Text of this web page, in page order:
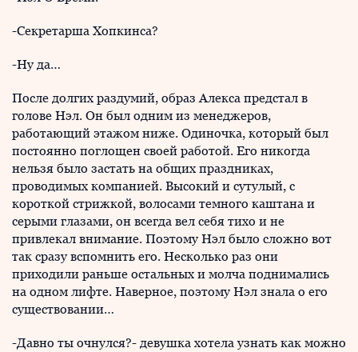
-Секретарша Хопкинса?
-Ну да…
После долгих раздумий, образ Алекса предстал в
голове Нэл. Он был одним из менеджеров,
работающий этажом ниже. Одиночка, который был
постоянно поглощен своей работой. Его никогда
нельзя было застать на общих праздниках,
проводимых компанией. Высокий и сутулый, с
короткой стрижкой, волосами темного каштана и
серыми глазами, он всегда вел себя тихо и не
привлекал внимание. Поэтому Нэл было сложно вот
так сразу вспомнить его. Несколько раз они
приходили раньше остальных и молча поднимались
на одном лифте. Наверное, поэтому Нэл знала о его
существовании…
-Давно ты очнулся?- девушка хотела узнать как можно